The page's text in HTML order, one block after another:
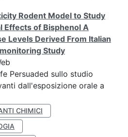
Rodent Model to Study
Effects of Bisphenol A
Levels Derived From Italian
Study
Persuaded sullo studio
dall'esposizione orale a
CHIMICI